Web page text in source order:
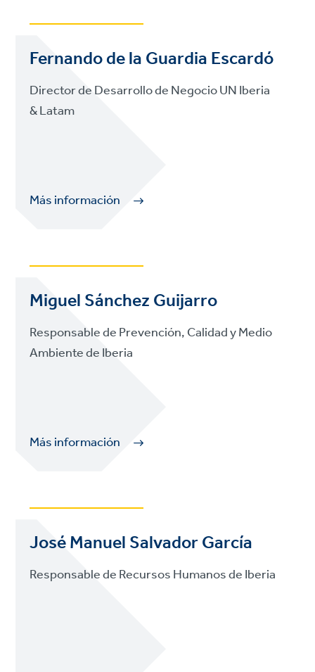
Fernando de la Guardia Escardó
Director de Desarrollo de Negocio UN Iberia
& Latam
Más información
Miguel Sánchez Guijarro
Responsable de Prevención, Calidad y Medio
Ambiente de Iberia
Más información
José Manuel Salvador García
Responsable de Recursos Humanos de Iberia